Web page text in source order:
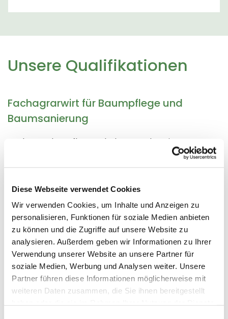
Diese Webseite verwendet Cookies
Wir verwenden Cookies, um Inhalte und Anzeigen zu
personalisieren, Funktionen für soziale Medien anbieten
zu können und die Zugriffe auf unsere Website zu
analysieren. Außerdem geben wir Informationen zu Ihrer
Verwendung unserer Website an unsere Partner für
soziale Medien, Werbung und Analysen weiter. Unsere
Partner führen diese Informationen möglicherweise mit
weiteren Daten zusammen, die Sie ihnen bereitgestellt
Unsere Qualifikationen
Fachagrarwirt für Baumpflege und
Baumsanierung
Fachgerechte Pflege, Erhaltung und Sanierung von
SKT-A & SKT-B (Seilklettertechnik)
Sichere Problembaumfällungen in schwierigem
Gelände
Hubarbeitsbühnenarbeit mit Motorsäge
Präzises Arbeiten in großer Höhe